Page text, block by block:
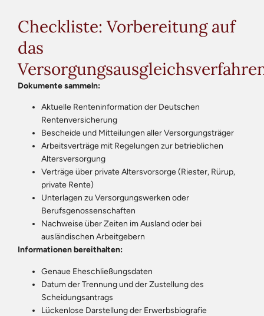
Checkliste: Vorbereitung auf
das
Dokumente sammeln:
Aktuelle Renteninformation der Deutschen
Rentenversicherung
Bescheide und Mitteilungen aller Versorgungsträger
Arbeitsverträge mit Regelungen zur betrieblichen
Altersversorgung
Verträge über private Altersvorsorge (Riester, Rürup,
private Rente)
Unterlagen zu Versorgungswerken oder
Berufsgenossenschaften
Nachweise über Zeiten im Ausland oder bei
ausländischen Arbeitgebern
Informationen bereithalten:
Genaue Eheschließungsdaten
Datum der Trennung und der Zustellung des
Scheidungsantrags
Lückenlose Darstellung der Erwerbsbiografie